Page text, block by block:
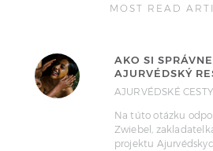
MOST READ
AKO SI
AJURVÉDSKÝ
AJURVÉDSKÉ CESTY
Na túto otázku
Zwiebel,
projektu